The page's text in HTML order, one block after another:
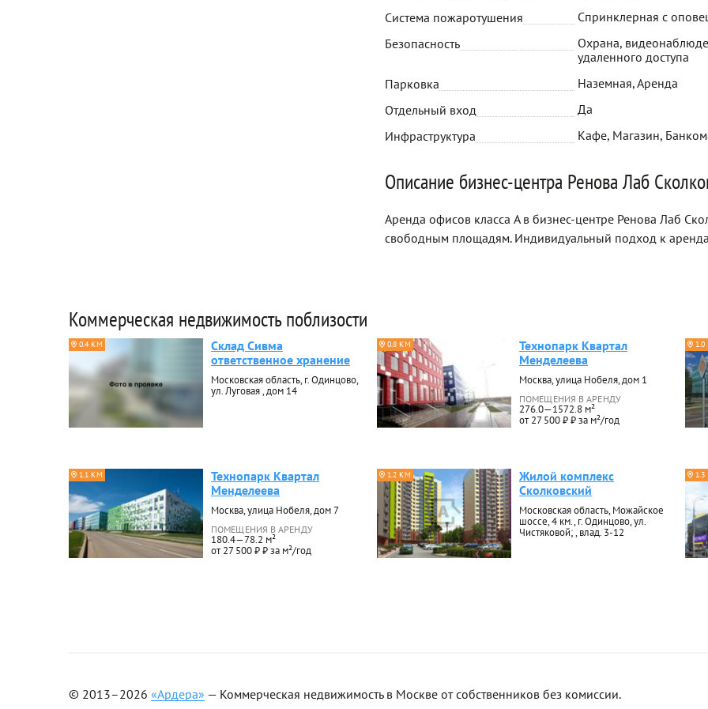
Система пожаротушения
Спринклерная с
Безопасность
Охрана,
удаленного доступа
Парковка
Наземная, Аренда
Отдельный вход
Да
Инфраструктура
Кафе, Магазин,
Описание бизнес-центра Ренова Лаб
Аренда офисов класса A в бизнес-центре Ренова Лаб
свободным площадям. Индивидуальный подход к
Коммерческая недвижимость поблизости
0.4 КМ
Склад Сивма
ответственное хранение
Московская область, г. Одинцово,
ул. Луговая , дом 14
0.8 КМ
Технопарк Квартал
Менделеева
Москва, улица Нобеля, дом 1
ПОМЕЩЕНИЯ В АРЕНДУ
276.0—1572.8 м²
от 27 500 ₽ ₽ за м²/год
1.1 КМ
Технопарк Квартал
Менделеева
Москва, улица Нобеля, дом 7
ПОМЕЩЕНИЯ В АРЕНДУ
180.4—78.2 м²
от 27 500 ₽ ₽ за м²/год
1.2 КМ
Жилой комплекс
Сколковский
Московская область, Можайское
шоссе, 4 км., г. Одинцово, ул.
Чистяковой; , влад. 3-12
© 2013–2026 «Ардера» — Коммерческая недвижимость в Москве от собственников без комиссии.